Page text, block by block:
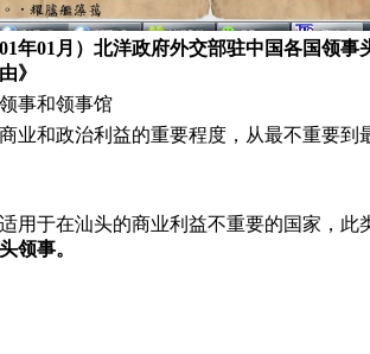
年01月）北洋政府外交部驻中国各国领
》
事和领事馆
业和政治利益的重要程度，从最不重要到
用于在汕头的商业利益不重要的国家，
领事。